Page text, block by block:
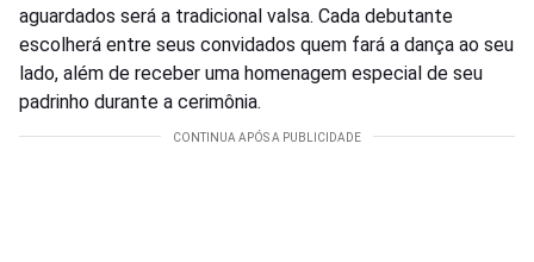
aguardados será a tradicional valsa. Cada debutante
escolherá entre seus convidados quem fará a dança ao seu
lado, além de receber uma homenagem especial de seu
padrinho durante a cerimônia.